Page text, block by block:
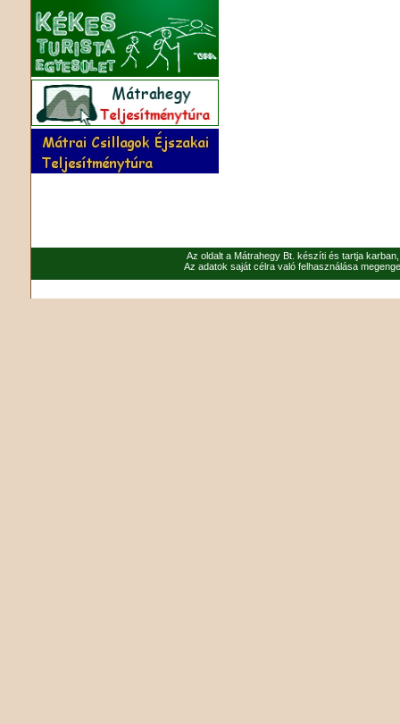
Az oldalt a Mátrahegy Bt. készíti és tartja
Az adatok saját célra való felhasználása